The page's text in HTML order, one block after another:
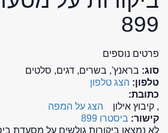
899
פרטים נוספים
סוג: בראנץ', בשרים, דגים, סלטים
טלפון: הצג טלפון
כתובת:
, קיבוץ אילון
הצג על המפה
קישור: ביסטרו 899
לא נמצאו ביקורות גולשים על מסעדת ביסטרו 899